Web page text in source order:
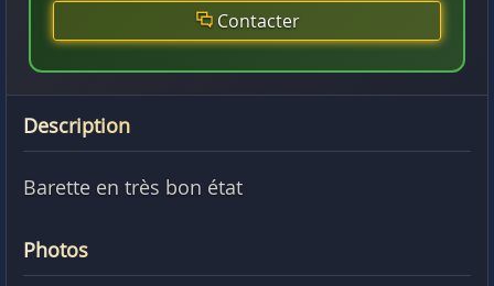
Contacter
Description
Barette en très bon état
Photos